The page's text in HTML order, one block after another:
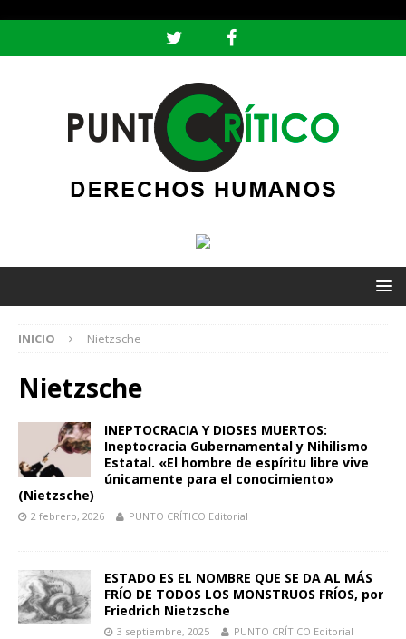
INICIO Nietzsche
Nietzsche
INEPTOCRACIA Y DIOSES MUERTOS:
Ineptocracia Gubernamental y Nihilismo
Estatal. «El hombre de espíritu libre vive
únicamente para el conocimiento»
(Nietzsche)
2 febrero, 2026 PUNTO CRÍTICO Editorial
ESTADO ES EL NOMBRE QUE SE DA AL MÁS
FRÍO DE TODOS LOS MONSTRUOS FRÍOS, por
Friedrich Nietzsche
3 septiembre, 2025 PUNTO CRÍTICO Editorial